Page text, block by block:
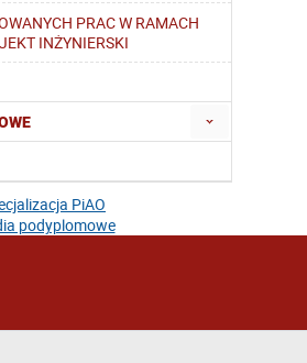
PRAC W RAMACH
INŻYNIERSKI